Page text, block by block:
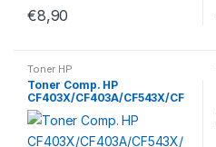
€8,90
Toner HP
Toner Comp. HP
CF403X/CF403A/CF543X/CF
543A MG –
201X/201A/203X/203A